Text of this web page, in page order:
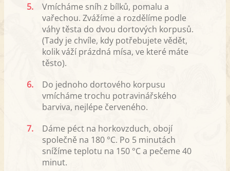
5.
Vmícháme sníh z bílků, pomalu a
vařechou. Zvážíme a rozdělíme podle
váhy těsta do dvou dortových korpusů.
(Tady je chvíle, kdy potřebujete vědět,
kolik váží prázdná mísa, ve které máte
těsto).
6.
Do jednoho dortového korpusu
vmícháme trochu potravinářského
barviva, nejlépe červeného.
7.
Dáme péct na horkovzduch, obojí
společně na 180 °C. Po 5 minutách
snížíme teplotu na 150 °C a pečeme 40
minut.